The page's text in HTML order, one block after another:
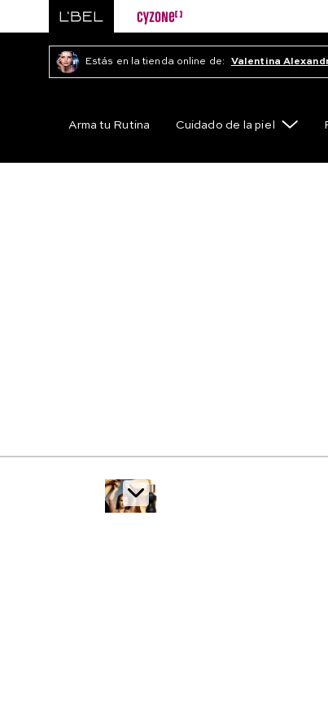
Estás en la tienda online de: Valentina
Arma tu Rutina Cuidado de la piel